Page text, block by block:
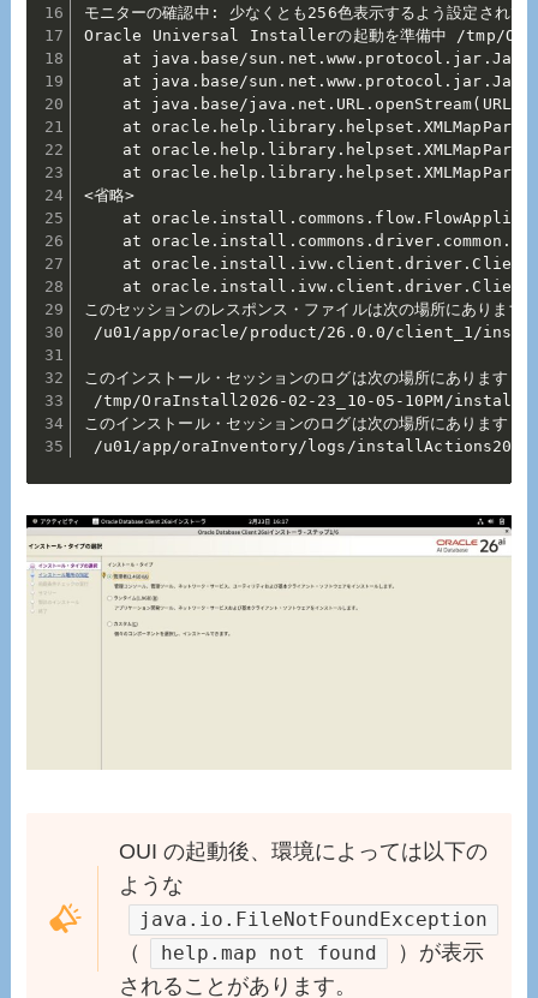
モニターの確認中: 少なくとも256色表示するよう設定さ
Oracle Universal Installerの起動を準備中 /
<省略>
このセッションのレスポンス・ファイルは次の場所にあります:
/u01/app/oracle/product/26.0.0/client_1/
このインストール・セッションのログは次の場所にあります:
/tmp/OraInstall2026-02-23_10-05-10PM/
このインストール・セッションのログは次の場所にあります:
/u01/app/oraInventory/logs/installActions2026-
OUI の起動後、環境によっては以下の
ような
java.io.FileNotFoundException
（ help.map not found
）が表示
されることがあります。